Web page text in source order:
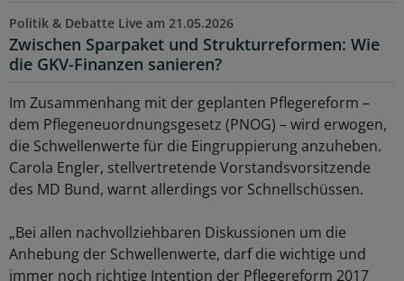
Politik & Debatte Live am 21.05.2026
Zwischen Sparpaket und Strukturreformen: Wie
die GKV-Finanzen sanieren?
Im Zusammenhang mit der geplanten Pflegereform –
dem Pflegeneuordnungsgesetz (PNOG) – wird erwogen,
die Schwellenwerte für die Eingruppierung anzuheben.
Carola Engler, stellvertretende Vorstandsvorsitzende
des MD Bund, warnt allerdings vor Schnellschüssen.
„Bei allen nachvollziehbaren Diskussionen um die
Anhebung der Schwellenwerte, darf die wichtige und
immer noch richtige Intention der Pflegereform 2017